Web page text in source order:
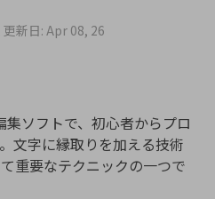
更新日: Apr 08, 26
ソフトで、初心者からプロ
文字に縁取りを加える技術
重要なテクニックの一つで